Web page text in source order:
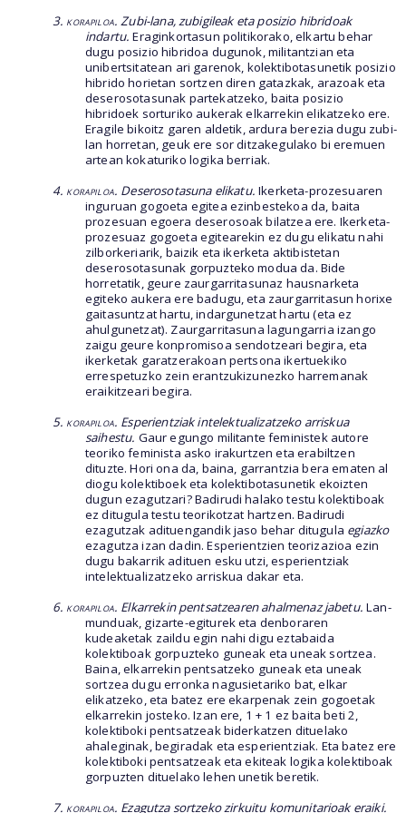
3. korapiloa. Zubi-lana, zubigileak eta posizio hibridoak
indartu.Eraginkortasun politikorako, elkartu behar
dugu posizio hibridoa dugunok, militantzian eta
unibertsitatean ari garenok, kolektibotasunetik posizio
hibrido horietan sortzen diren gatazkak, arazoak eta
deserosotasunak partekatzeko, baita posizio
hibridoek sorturiko aukerak elkarrekin elikatzeko ere.
Eragile bikoitz garen aldetik, ardura berezia dugu zubi-
lan horretan, geuk ere sor ditzakegulako bi eremuen
artean kokaturiko logika berriak.
4. korapiloa. Deserosotasuna elikatu.Ikerketa-prozesuaren
inguruan gogoeta egitea ezinbestekoa da, baita
prozesuan egoera deserosoak bilatzea ere. Ikerketa-
prozesuaz gogoeta egitearekin ez dugu elikatu nahi
zilborkeriarik, baizik eta ikerketa aktibistetan
deserosotasunak gorpuzteko modua da. Bide
horretatik, geure zaurgarritasunaz hausnarketa
egiteko aukera ere badugu, eta zaurgarritasun horixe
gaitasuntzat hartu, indargunetzat hartu (eta ez
ahulgunetzat). Zaurgarritasuna lagungarria izango
zaigu geure konpromisoa sendotzeari begira, eta
ikerketak garatzerakoan pertsona ikertuekiko
errespetuzko zein erantzukizunezko harremanak
eraikitzeari begira.
5. korapiloa. Esperientziak intelektualizatzeko arriskua
saihestu. Gaur egungo militante feministek autore
teoriko feminista asko irakurtzen eta erabiltzen
dituzte. Hori ona da, baina, garrantzia bera ematen al
diogu kolektiboek eta kolektibotasunetik ekoizten
dugun ezagutzari? Badirudi halako testu kolektiboak
ez ditugula testu teorikotzat hartzen. Badirudi
ezagutzak adituengandik jaso behar ditugula egiazko
ezagutza izan dadin. Esperientzien teorizazioa ezin
dugu bakarrik adituen esku utzi, esperientziak
intelektualizatzeko arriskua dakar eta.
6. korapiloa. Elkarrekin pentsatzearen ahalmenaz jabetu.Lan-
munduak, gizarte-egiturek eta denboraren
kudeaketak zaildu egin nahi digu eztabaida
kolektiboak gorpuzteko guneak eta uneak sortzea.
Baina, elkarrekin pentsatzeko guneak eta uneak
sortzea dugu erronka nagusietariko bat, elkar
elikatzeko, eta batez ere ekarpenak zein gogoetak
elkarrekin josteko. Izan ere, 1 + 1 ez baita beti 2,
kolektiboki pentsatzeak biderkatzen dituelako
ahaleginak, begiradak eta esperientziak. Eta batez ere
kolektiboki pentsatzeak eta ekiteak logika kolektiboak
gorpuzten dituelako lehen unetik beretik.
7. korapiloa. Ezagutza sortzeko zirkuitu komunitarioak eraiki.